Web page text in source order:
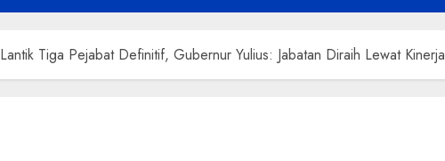
Lantik Tiga Pejabat Definitif, Gubernur Yulius: Jabatan Diraih Lewat Kinerja